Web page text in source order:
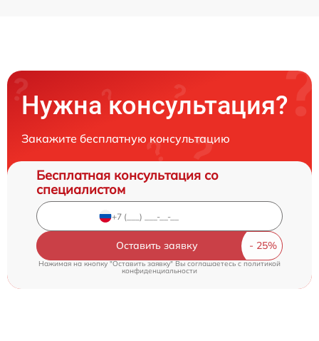
Нужна консультация?
Закажите бесплатную консультацию
Бесплатная консультация со
специалистом
Оставить заявку
Нажимая на кнопку "Оставить заявку" Вы соглашаетесь c политикой
конфиденциальности